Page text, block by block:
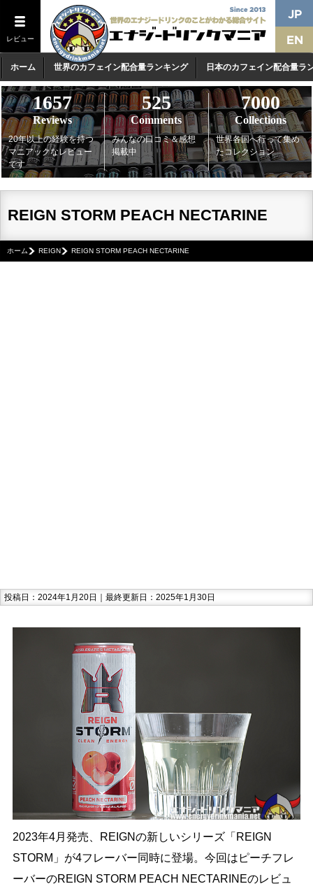
レビュー
ホーム 世界のカフェイン配合量ランキング 日本のカフェイン配合量ラ
1657
Reviews
20年以上の経験を持つ
マニアックなレビュー
です
525
Comments
みんなの口コミ＆感想
掲載中
7000
Collections
世界各国へ行って集め
たコレクション
REIGN STORM PEACH NECTARINE
ホーム REIGN REIGN STORM PEACH NECTARINE
投稿日：2024年1月20日｜最終更新日：2025年1月30日
2023年4月発売、REIGNの新しいシリーズ「REIGN
STORM」が4フレーバー同時に登場。今回はピーチフレ
ーバーのREIGN STORM PEACH NECTARINEのレビュ